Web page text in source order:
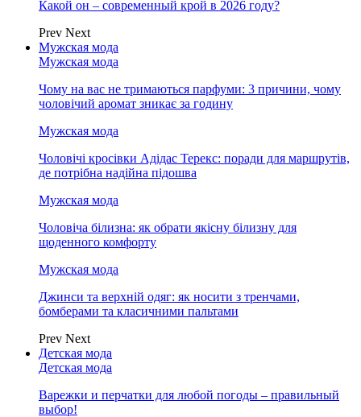
Какой он – современный крой в 2026 году?
Prev Next
Мужская мода
Мужская мода
Чому на вас не тримаються парфуми: 3 причини, чому
чоловічий аромат зникає за годину
Мужская мода
Чоловічі кросівки Адідас Терекс: поради для маршрутів,
де потрібна надійна підошва
Мужская мода
Чоловіча білизна: як обрати якісну білизну для
щоденного комфорту
Мужская мода
Джинси та верхній одяг: як носити з тренчами,
бомберами та класичними пальтами
Prev Next
Детская мода
Детская мода
Варежки и перчатки для любой погоды – правильный
выбор!